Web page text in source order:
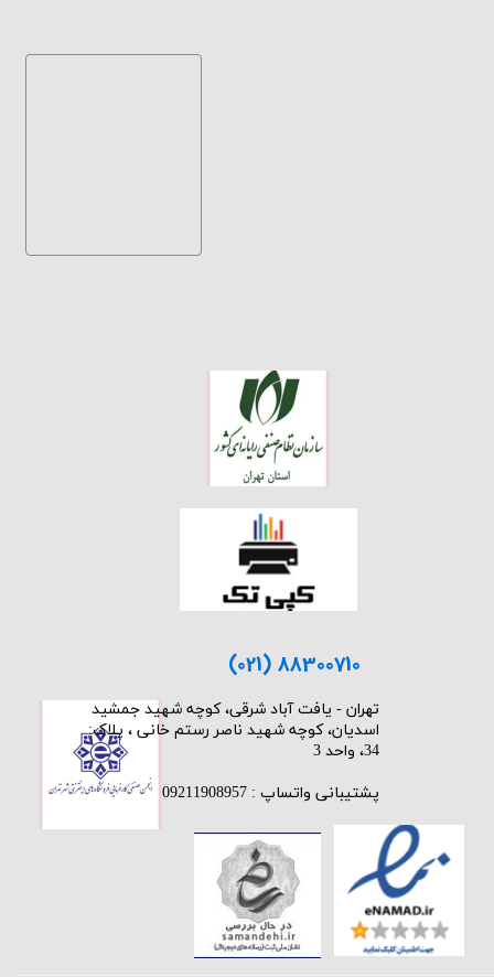
(021) 88300710
​تهران - یافت آباد شرقی، کوچه شهید جمشید
اسدیان، کوچه شهید ناصر رستم خانی ، پلاک:
34، واحد 3
پشتیبانی واتساپ : 09211908957